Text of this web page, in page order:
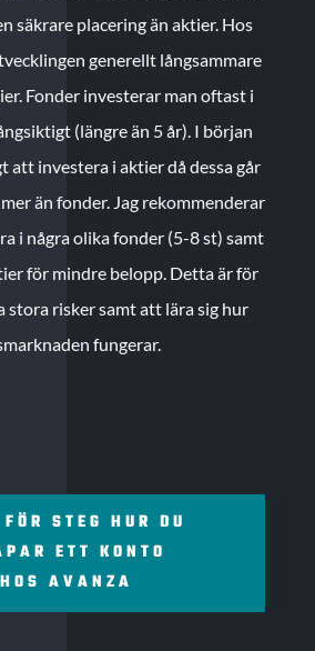
säkrare placering än aktier. Hos
generellt långsammare
Fonder investerar man oftast i
(längre än 5 år). I början
att investera i aktier då dessa går
än fonder. Jag rekommenderar
i några olika fonder (5-8 st) samt
för mindre belopp. Detta är för
stora risker samt att lära sig hur
fungerar.
STEG HUR DU
ETT KONTO
HOS AVANZA